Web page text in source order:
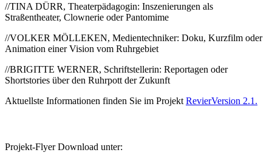
//TINA DÜRR, Theaterpädagogin: Inszenierungen als
Straßentheater, Clownerie oder Pantomime
//VOLKER MÖLLEKEN, Medientechniker: Doku, Kurzfilm oder
Animation einer Vision vom Ruhrgebiet
//BRIGITTE WERNER, Schriftstellerin: Reportagen oder
Shortstories über den Ruhrpott der Zukunft
Aktuellste Informationen finden Sie im Projekt RevierVersion 2.1.
Projekt-Flyer Download unter: